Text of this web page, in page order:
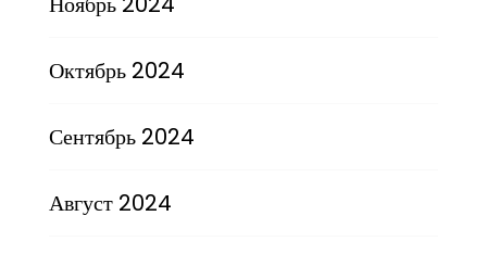
Октябрь 2024
Сентябрь 2024
Август 2024